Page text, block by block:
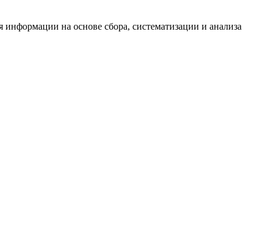
на основе сбора, систематизации и анализа